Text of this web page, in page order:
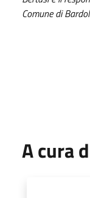
Comune di
A cura